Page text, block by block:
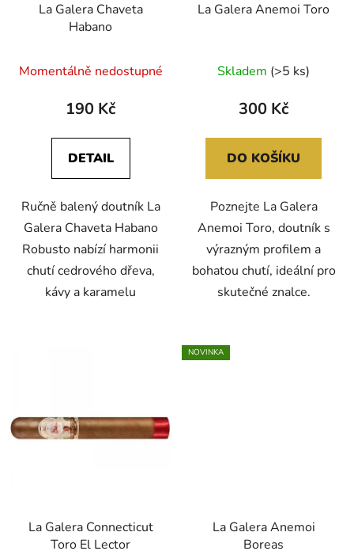
La Galera Chaveta
Habano
Momentálně nedostupné
190 Kč
DETAIL
Ručně balený doutník La
Galera Chaveta Habano
Robusto nabízí harmonii
chutí cedrového dřeva,
kávy a karamelu
La Galera Anemoi Toro
Skladem (>5 ks)
300 Kč
DO KOŠÍKU
Poznejte La Galera
Anemoi Toro, doutník s
výrazným profilem a
bohatou chutí, ideální pro
skutečné znalce.
La Galera Connecticut
Toro El Lector
NOVINKA
La Galera Anemoi
Boreas